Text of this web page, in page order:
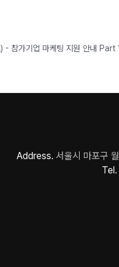
- 참가기업 마케팅 지원 안내 Part
Address. 서울시 마포구
Tel.